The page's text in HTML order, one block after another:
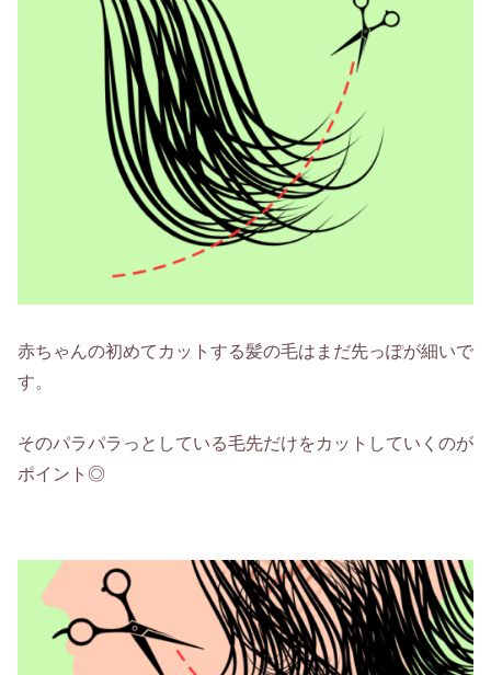
赤ちゃんの初めてカットする髪の毛はまだ先っぽが細いで
す。
そのパラパラっとしている毛先だけをカットしていくのが
ポイント◎